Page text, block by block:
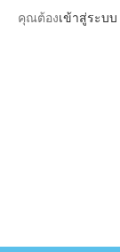
คุณต้องเข้าสู่ระบบ